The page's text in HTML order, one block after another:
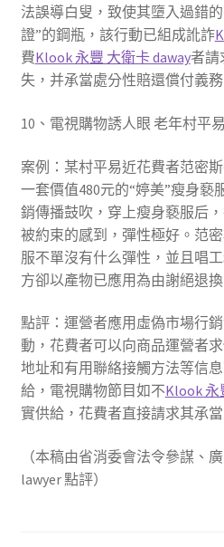
法誤導白叟，致使其墮入過錯
證”的鋼瓶，該行動已組成訛詐
費Klook 永豐 大衛卡 daway者請
失，并承當處分性賠還償付義務
10、電視購物誘人眼 老年村平
案例：某村平易近花費者范密
一套價值480元的“婷美”瘦身褻
銷傳播鼓吹，穿上瘦身褻服后
被約束的感到，彈性極好。范
服不單沒有什么彈性，並且唱
方卻以產物已應用為由謝絕退換
點評：運營者應用虛偽市場行
動，花費者可以向商品運營者
地址和有用聯絡接觸方法等信
給，電視購物節目如不Klook 永
實供給，花費者直接請求其承
（本稿由省消委會法令參謀、
lawyer 點評）